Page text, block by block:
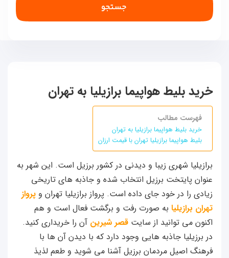
جستجو
خرید بلیط هواپیما برازیلیا به تهران
فهرست مطالب
خرید بلیط هواپیما برازیلیا به تهران
بلیط هواپیما برازیلیا تهران با قیمت ارزان
برازیلیا شهری زیبا و دیدنی در کشور برزیل است. این شهر به
عنوان پایتخت برزیل انتخاب شده و جاذبه های تاریخی
زیادی را در خود جای داده است. پرواز برازیلیا تهران و پرواز
تهران برازیلیا به صورت رفت و برگشت فعال است و هم
اکنون می توانید از سایت قصر شیرین آن را خریداری کنید.
در برزیلیا جاذبه هایی وجود دارد که با دیدن آن ها با
فرهنگ اصیل مردمان برزیل آشنا می شوید و طعم لذیذ